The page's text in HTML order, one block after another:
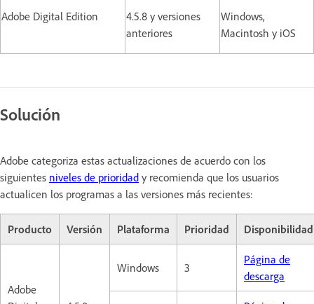
Adobe Digital Edition
4.5.8 y versiones
anteriores
Windows,
Macintosh y iOS
Solución
Adobe categoriza estas actualizaciones de acuerdo con los
siguientes niveles de prioridad y recomienda que los usuarios
actualicen los programas a las versiones más recientes:
Producto Versión Plataforma Prioridad Disponibilidad
Adobe
Windows 3
Página de
descarga